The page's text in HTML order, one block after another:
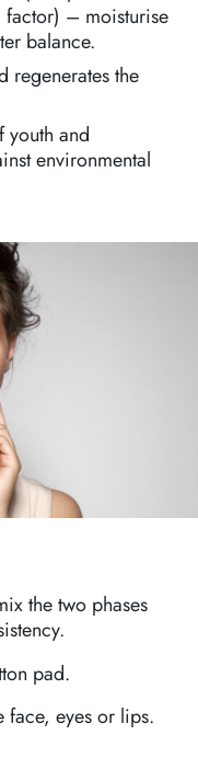
factor) – moisturise
balance.
regenerates the
and
environmental
the two phases
pad.
face, eyes or lips.